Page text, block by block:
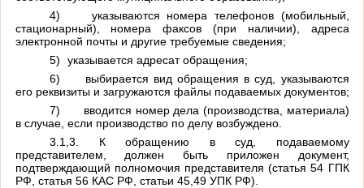
4)
указываются номера телефонов (мобильный,
стационарный), номера факсов (при наличии), адреса
электронной почты и другие требуемые сведения;
5)
указывается адресат обращения;
6)
выбирается вид обращения в суд, указываются
его реквизиты и загружаются файлы подаваемых документов;
7)
вводится номер дела (производства, материала)
в случае, если производство по делу возбуждено.
3.1,3. К обращению в суд, подаваемому
представителем, должен быть приложен документ,
подтверждающий полномочия представителя (статья 54 ГПК
РФ, статья 56 КАС РФ, статьи 45,49 УПК РФ).